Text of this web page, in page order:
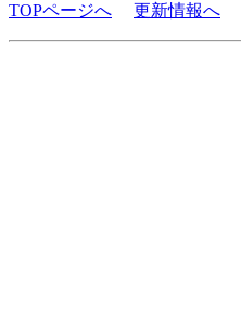
TOPページへ 更新情報へ